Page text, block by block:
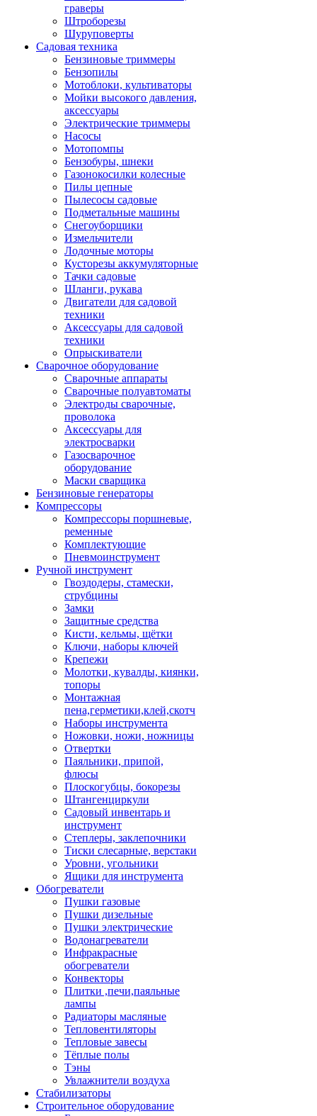
граверы
Штроборезы
Шуруповерты
Садовая техника
Бензиновые триммеры
Бензопилы
Мотоблоки, культиваторы
Мойки высокого давления,
аксессуары
Электрические триммеры
Насосы
Мотопомпы
Бензобуры, шнеки
Газонокосилки колесные
Пилы цепные
Пылесосы садовые
Подметальные машины
Снегоуборщики
Измельчители
Лодочные моторы
Кусторезы аккумуляторные
Тачки садовые
Шланги, рукава
Двигатели для садовой
техники
Аксессуары для садовой
техники
Опрыскиватели
Сварочное оборудование
Сварочные аппараты
Сварочные полуавтоматы
Электроды сварочные,
проволока
Аксессуары для
электросварки
Газосварочное
оборудование
Маски сварщика
Бензиновые генераторы
Компрессоры
Компрессоры поршневые,
ременные
Комплектующие
Пневмоинструмент
Ручной инструмент
Гвоздодеры, стамески,
струбцины
Замки
Защитные средства
Кисти, кельмы, щётки
Ключи, наборы ключей
Крепежи
Молотки, кувалды, киянки,
топоры
Монтажная
пена,герметики,клей,скотч
Наборы инструмента
Ножовки, ножи, ножницы
Отвертки
Паяльники, припой,
флюсы
Плоскогубцы, бокорезы
Штангенциркули
Садовый инвентарь и
инструмент
Степлеры, заклепочники
Тиски слесарные, верстаки
Уровни, угольники
Ящики для инструмента
Обогреватели
Пушки газовые
Пушки дизельные
Пушки электрические
Водонагреватели
Инфракрасные
обогреватели
Конвекторы
Плитки ,печи,паяльные
лампы
Радиаторы масляные
Тепловентиляторы
Тепловые завесы
Тёплые полы
Тэны
Увлажнители воздуха
Стабилизаторы
Строительное оборудование